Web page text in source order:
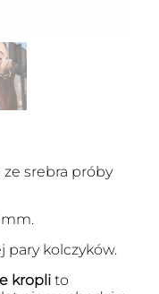
ze srebra próby
mm.
pary kolczyków.
kroplito